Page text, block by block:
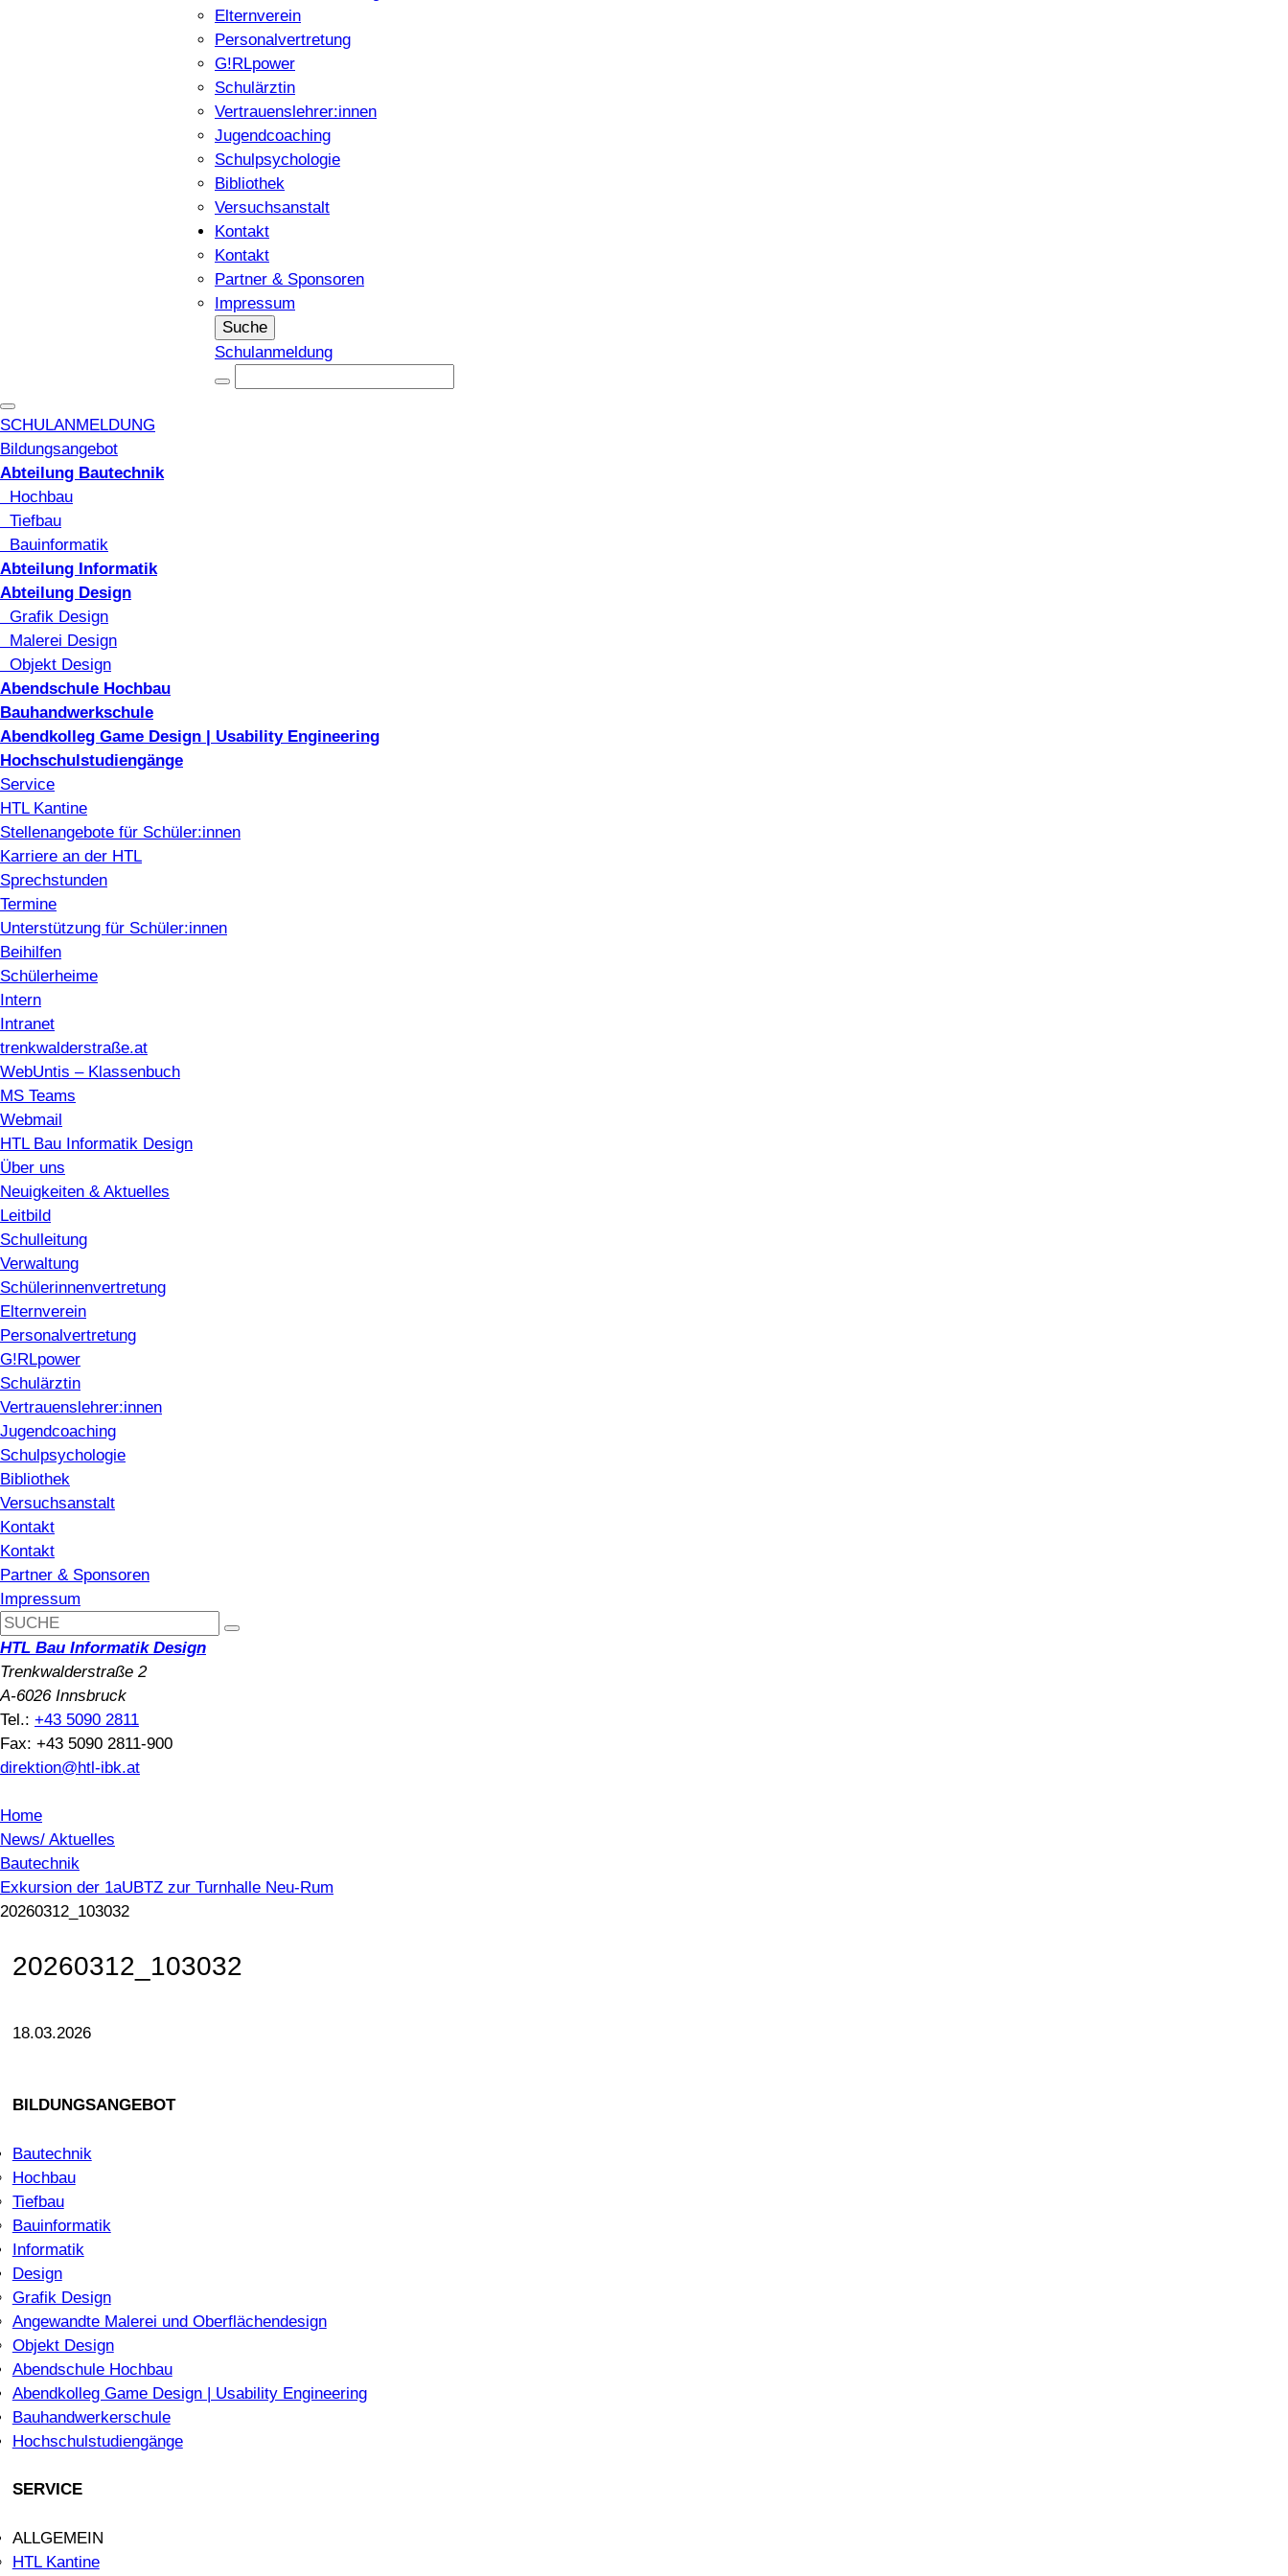
Elternverein
Personalvertretung
G!RLpower
Schulärztin
Vertrauenslehrer:innen
Jugendcoaching
Schulpsychologie
Bibliothek
Versuchsanstalt
Kontakt
Kontakt
Partner & Sponsoren
Impressum
Suche
Schulanmeldung
SCHULANMELDUNG
Bildungsangebot
Abteilung Bautechnik
Hochbau
Tiefbau
Bauinformatik
Abteilung Informatik
Abteilung Design
Grafik Design
Malerei Design
Objekt Design
Abendschule Hochbau
Bauhandwerkschule
Abendkolleg Game Design | Usability Engineering
Hochschulstudiengänge
Service
HTL Kantine
Stellenangebote für Schüler:innen
Karriere an der HTL
Sprechstunden
Termine
Unterstützung für Schüler:innen
Beihilfen
Schülerheime
Intern
Intranet
trenkwalderstraße.at
WebUntis – Klassenbuch
MS Teams
Webmail
HTL Bau Informatik Design
Über uns
Neuigkeiten & Aktuelles
Leitbild
Schulleitung
Verwaltung
Schülerinnenvertretung
Elternverein
Personalvertretung
G!RLpower
Schulärztin
Vertrauenslehrer:innen
Jugendcoaching
Schulpsychologie
Bibliothek
Versuchsanstalt
Kontakt
Kontakt
Partner & Sponsoren
Impressum
HTL Bau Informatik Design
Trenkwalderstraße 2
A-6026 Innsbruck
Tel.: +43 5090 2811
Fax: +43 5090 2811-900
direktion@htl-ibk.at
Home
News/ Aktuelles
Bautechnik
Exkursion der 1aUBTZ zur Turnhalle Neu-Rum
20260312_103032
20260312_103032
18.03.2026
BILDUNGSANGEBOT
Bautechnik
Hochbau
Tiefbau
Bauinformatik
Informatik
Design
Grafik Design
Angewandte Malerei und Oberflächendesign
Objekt Design
Abendschule Hochbau
Abendkolleg Game Design | Usability Engineering
Bauhandwerkerschule
Hochschulstudiengänge
SERVICE
ALLGEMEIN
HTL Kantine